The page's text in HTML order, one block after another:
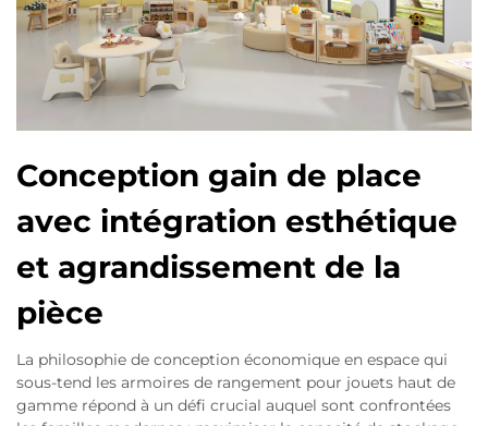
Conception gain de place
avec intégration esthétique
et agrandissement de la
pièce
La philosophie de conception économique en espace qui
sous-tend les armoires de rangement pour jouets haut de
gamme répond à un défi crucial auquel sont confrontées